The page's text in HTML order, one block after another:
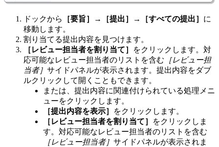
ドックから ［要旨］→［提出］→［すべての提出］ に
移動します。
割り当てる提出内容を見つけます。
［レビュー担当者を割り当て］
をクリックします。対
応可能なレビュー担当者のリストを含む ［レビュー担
当者］ サイドパネルが表示されます。提出内容をダブ
ルクリックして開くこともできます。
または、提出内容に関連付けられている処理メニ
ューをクリックします。
［提出内容を表示］
をクリックします。
［レビュー担当者を割り当て］
をクリックしま
す。対応可能なレビュー担当者のリストを含む
［レビュー担当者］ サイドパネルが表示されま